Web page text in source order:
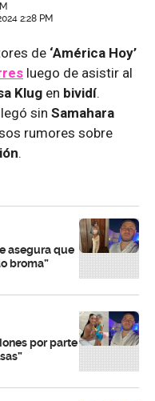
2:28 PM
de ‘América Hoy’
s luego de asistir al
Klug en bividí.
sin Samahara
rumores sobre
.
asegura que
broma”
por parte